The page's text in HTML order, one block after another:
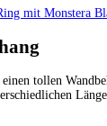
tollen